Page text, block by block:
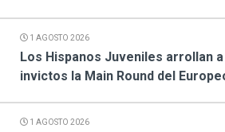
1 AGOSTO 2026
Los Hispanos Juveniles arrollan
invictos la Main Round del
1 AGOSTO 2026